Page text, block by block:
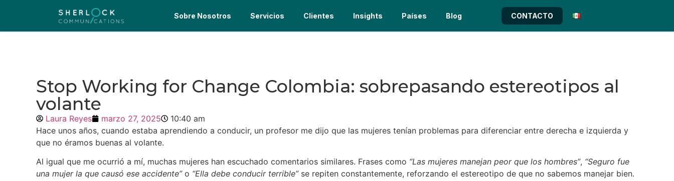
Sobre Nosotros Servicios Clientes Insights Países Blog CONTACTO
Stop Working for Change Colombia: sobrepasando estereotipos al
volante
Laura Reyes marzo 27, 2025
10:40 am
Hace unos años, cuando estaba aprendiendo a conducir, un profesor me dijo que las mujeres tenían problemas para diferenciar entre derecha e izquierda y
que no éramos buenas al volante.
Al igual que me ocurrió a mí, muchas mujeres han escuchado comentarios similares. Frases como “Las mujeres manejan peor que los hombres”, “Seguro fue
una mujer la que causó ese accidente”o “Ella debe conducir terrible”se repiten constantemente, reforzando el estereotipo de que no sabemos manejar bien.